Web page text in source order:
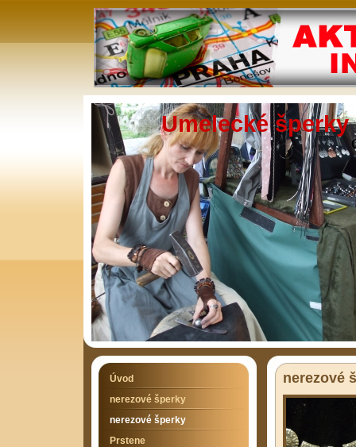
Umelecké
nerezové
Úvod
nerezové šperky
nerezové šperky
Prstene